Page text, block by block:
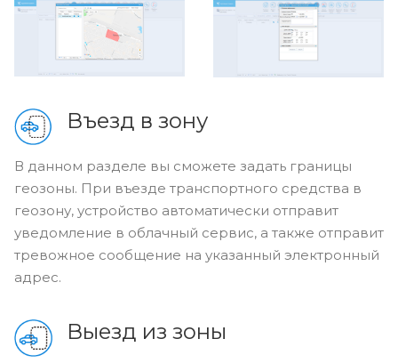
Въезд в зону
В данном разделе вы сможете задать границы
геозоны. При въезде транспортного средства в
геозону, устройство автоматически отправит
уведомление в облачный сервис, а также отправит
тревожное сообщение на указанный электронный
адрес.
Выезд из зоны